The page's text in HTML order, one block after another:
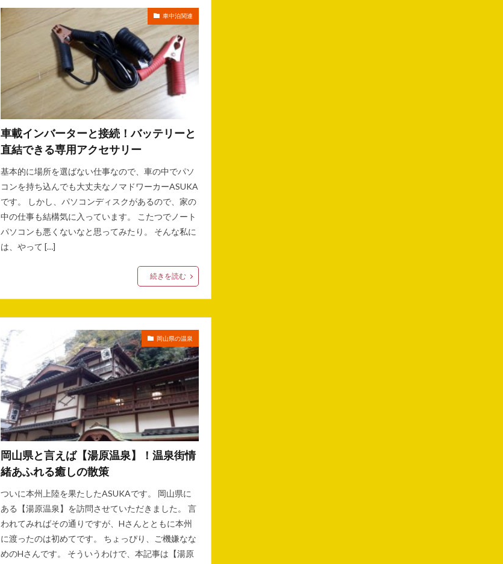
車中泊関連
車載インバーターと接続！バッテリーと
直結できる専用アクセサリー
基本的に場所を選ばない仕事なので、車の中でパソ
コンを持ち込んでも大丈夫なノマドワーカーASUKA
です。 しかし、パソコンディスクがあるので、家の
中の仕事も結構気に入っています。 こたつでノート
パソコンも悪くないなと思ってみたり。 そんな私に
は、やって […]
続きを読む
岡山県の温泉
岡山県と言えば【湯原温泉】！温泉街情
緒あふれる癒しの散策
ついに本州上陸を果たしたASUKAです。 岡山県に
ある【湯原温泉】を訪問させていただきました。 言
われてみればその通りですが、Hさんとともに本州
に渡ったのは初めてです。 ちょっぴり、ご機嫌なな
めのHさんです。 そういうわけで、本記事は【湯原